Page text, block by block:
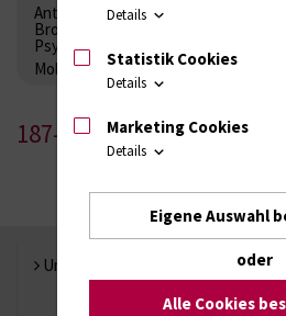
Antibiotika, Zystostatika,
Bronchospasmolytika, Antiepileptika,
Psychpharmaka
Molekulare Diagnostik
187-1
Universität Rostock
Details
Statistik Cookies
Details
Marketing Cookies
Details
Eigene Auswahl
oder
Alle Cookies